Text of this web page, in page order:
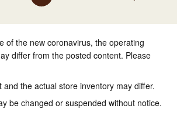
of the new coronavirus, the operating
differ from the posted content. Please
and the actual store inventory may differ.
be changed or suspended without notice.